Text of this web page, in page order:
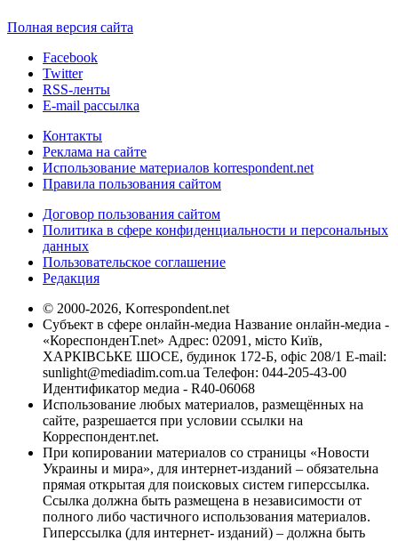
Полная версия сайта
Facebook
Twitter
RSS-ленты
E-mail рассылка
Контакты
Реклама на сайте
Использование материалов korrespondent.net
Правила пользования сайтом
Договор пользования сайтом
Политика в сфере конфиденциальности и персональных
данных
Пользовательское соглашение
Редакция
© 2000-2026, Korrespondent.net
Субъект в сфере онлайн-медиа Название онлайн-медиа -
«КореспонденТ.net» Адрес: 02091, місто Київ,
ХАРКІВСЬКЕ ШОСЕ, будинок 172-Б, офіс 208/1 E-mail:
sunlight@mediadim.com.ua Телефон: 044-205-43-00
Идентификатор медиа - R40-06068
Использование любых материалов, размещённых на
сайте, разрешается при условии ссылки на
Корреспондент.net.
При копировании материалов со страницы «Новости
Украины и мира», для интернет-изданий – обязательна
прямая открытая для поисковых систем гиперссылка.
Ссылка должна быть размещена в независимости от
полного либо частичного использования материалов.
Гиперссылка (для интернет- изданий) – должна быть